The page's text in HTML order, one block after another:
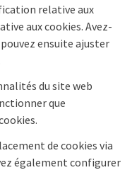
relative aux
aux cookies. Avez-
pouvez ensuite ajuster
du site web
que
de cookies via
également configurer